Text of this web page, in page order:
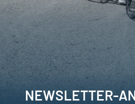
NEWSLETTER-